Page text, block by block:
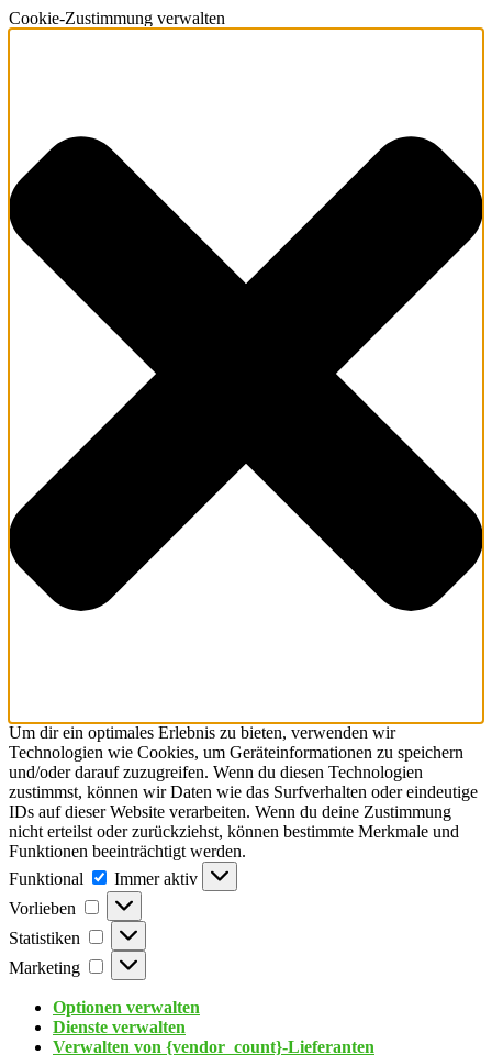
Cookie-Zustimmung verwalten
Um dir ein optimales Erlebnis zu bieten, verwenden wir
Technologien wie Cookies, um Geräteinformationen zu speichern
und/oder darauf zuzugreifen. Wenn du diesen Technologien
zustimmst, können wir Daten wie das Surfverhalten oder eindeutige
IDs auf dieser Website verarbeiten. Wenn du deine Zustimmung
nicht erteilst oder zurückziehst, können bestimmte Merkmale und
Funktionen beeinträchtigt werden.
Funktional
Immer aktiv
Vorlieben
Statistiken
Marketing
Optionen verwalten
Dienste verwalten
Verwalten von {vendor_count}-Lieferanten